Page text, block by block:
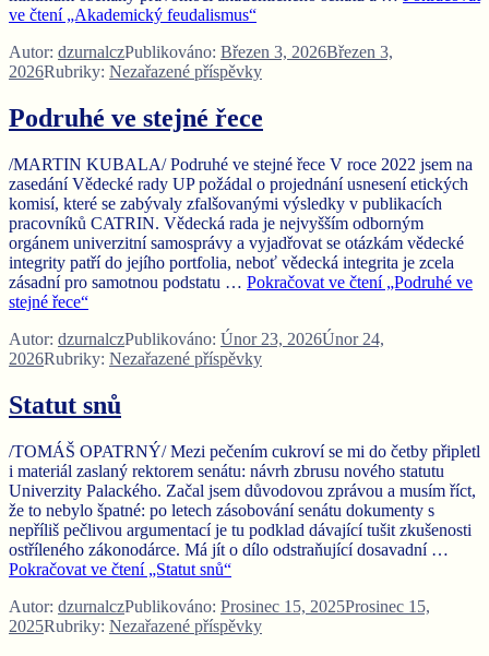
ve čtení„Akademický feudalismus“
Autor: dzurnalczPublikováno: Březen 3, 2026Březen 3,
2026Rubriky: Nezařazené příspěvky
Podruhé ve stejné řece
/MARTIN KUBALA/ Podruhé ve stejné řece V roce 2022 jsem na
zasedání Vědecké rady UP požádal o projednání usnesení etických
komisí, které se zabývaly zfalšovanými výsledky v publikacích
pracovníků CATRIN. Vědecká rada je nejvyšším odborným
orgánem univerzitní samosprávy a vyjadřovat se otázkám vědecké
integrity patří do jejího portfolia, neboť vědecká integrita je zcela
zásadní pro samotnou podstatu … Pokračovat ve čtení„Podruhé ve
stejné řece“
Autor: dzurnalczPublikováno: Únor 23, 2026Únor 24,
2026Rubriky: Nezařazené příspěvky
Statut snů
/TOMÁŠ OPATRNÝ/ Mezi pečením cukroví se mi do četby připletl
i materiál zaslaný rektorem senátu: návrh zbrusu nového statutu
Univerzity Palackého. Začal jsem důvodovou zprávou a musím říct,
že to nebylo špatné: po letech zásobování senátu dokumenty s
nepříliš pečlivou argumentací je tu podklad dávající tušit zkušenosti
ostříleného zákonodárce. Má jít o dílo odstraňující dosavadní …
Pokračovat ve čtení„Statut snů“
Autor: dzurnalczPublikováno: Prosinec 15, 2025Prosinec 15,
2025Rubriky: Nezařazené příspěvky